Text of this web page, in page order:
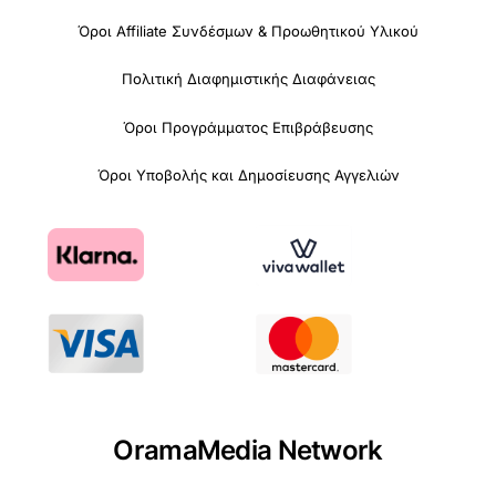
Όροι Affiliate Συνδέσμων & Προωθητικού Υλικού
Πολιτική Διαφημιστικής Διαφάνειας
Όροι Προγράμματος Επιβράβευσης
Όροι Υποβολής και Δημοσίευσης Αγγελιών
OramaMedia Network